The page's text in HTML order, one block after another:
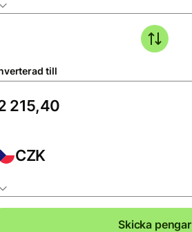
till
CZK
Skicka pengar